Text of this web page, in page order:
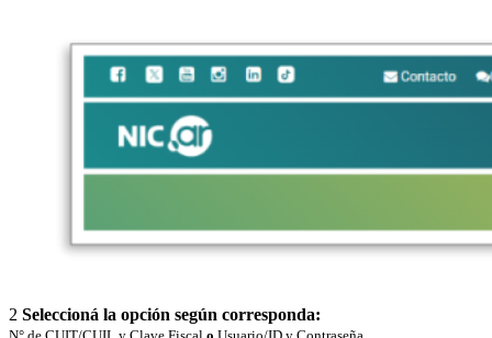
2 Seleccioná la opción según corresponda: